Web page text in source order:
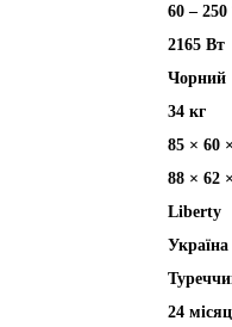
60 – 250
2165 Вт
Чорний
34 кг
85 × 60
88 × 62
Liberty
Україна
24